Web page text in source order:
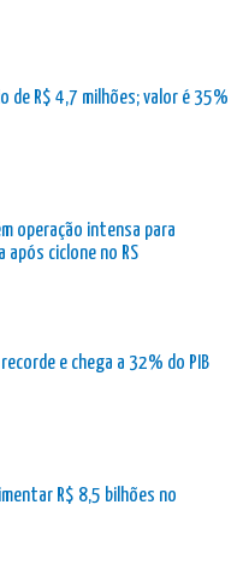
de R$ 4,7 milhões; valor é 35%
operação intensa para
ciclone no RS
e chega a 32% do PIB
R$ 8,5 bilhões no